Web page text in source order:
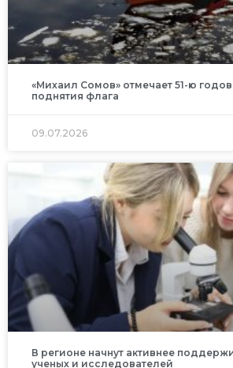
«Михаил Сомов» отмечает 51-ю
поднятия флага
09.07.2026
В регионе начнут активнее
ученых и исследователей